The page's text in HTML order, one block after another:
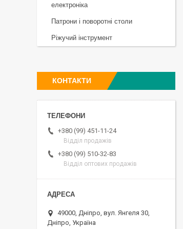
електроніка
Патрони і поворотні столи
Ріжучий інструмент
КОНТАКТИ
+380 (99) 451-11-24
Відділ продажів
+380 (99) 510-32-83
Відділ оптових продажів
49000, Дніпро, вул. Янгеля 30,
Дніпро, Україна